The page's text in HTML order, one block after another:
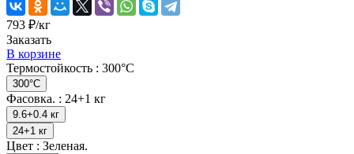
793 ₽/кг
Заказать
В корзине
Термостойкость : 300°C
300°C
Фасовка. : 24+1 кг
9.6+0.4 кг
24+1 кг
Цвет : Зеленая.